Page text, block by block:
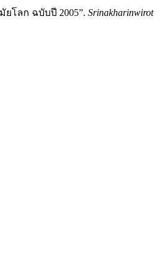
โลก ฉบับปี 2005”. Srinakharinwirot